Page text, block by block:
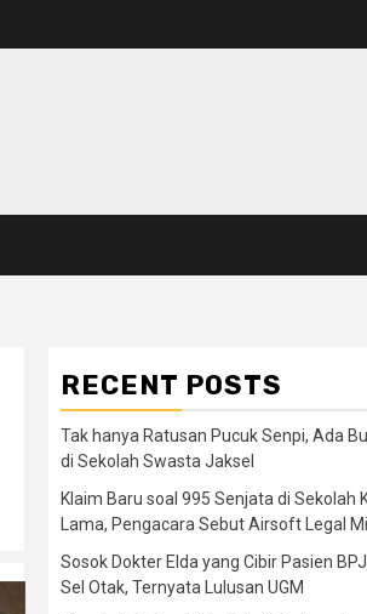
RECENT POSTS
Tak hanya Ratusan Pucuk Senpi, Ada
di Sekolah Swasta Jaksel
Klaim Baru soal 995 Senjata di Sekolah
Lama, Pengacara Sebut Airsoft Legal
Sosok Dokter Elda yang Cibir Pasien
Sel Otak, Ternyata Lulusan UGM